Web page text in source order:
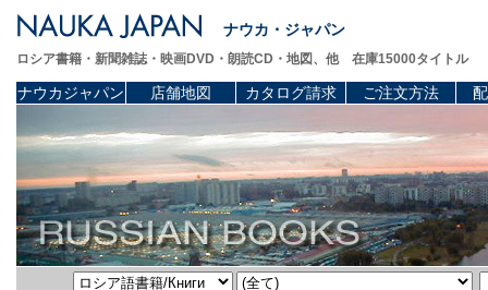
ナウカ・ジャパン
ロシア書籍・新聞雑誌・映画DVD・朗読CD・地図、他 在庫15000タイトル
ナウカジャパン 店舗地図 カタログ請求 ご注文方法